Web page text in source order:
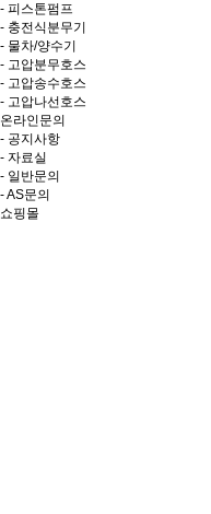
- 피스톤펌프
- 충전식분무기
- 물차/양수기
- 고압분무호스
- 고압송수호스
- 고압나선호스
온라인문의
- 공지사항
- 자료실
- 일반문의
- AS문의
쇼핑몰